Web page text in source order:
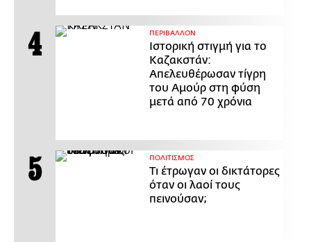
ΠΕΡΙΒΑΛΛΟΝ
Ιστορική στιγμή για το
Καζακστάν:
Απελευθέρωσαν τίγρη
του Αμούρ στη φύση
μετά από 70 χρόνια
ΠΟΛΙΤΙΣΜΟΣ
Τι έτρωγαν οι δικτάτορες
όταν οι λαοί τους
πεινούσαν;